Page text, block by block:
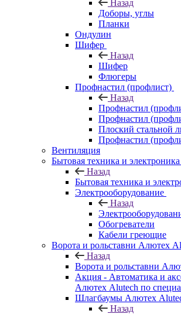
Назад
Доборы, углы
Планки
Ондулин
Шифер
Назад
Шифер
Флюгеры
Профнастил (профлист)
Назад
Профнастил
Профнастил
Плоский стальной
Профнастил
Вентиляция
Бытовая техника и электроника
Назад
Бытовая техника и
Электрооборудование
Назад
Обогреватели
Кабели греющие
Ворота и рольставни Алютех
Назад
Ворота и рольставни
Акция - Автоматика и
Алютех Alutech по
Шлагбаумы Алютех
Назад